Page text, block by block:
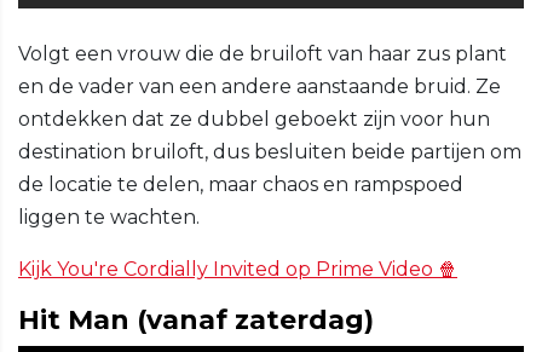
Volgt een vrouw die de bruiloft van haar zus plant
en de vader van een andere aanstaande bruid. Ze
ontdekken dat ze dubbel geboekt zijn voor hun
destination bruiloft, dus besluiten beide partijen om
de locatie te delen, maar chaos en rampspoed
liggen te wachten.
Kijk You're Cordially Invited op Prime Video 🍿
Hit Man (vanaf zaterdag)